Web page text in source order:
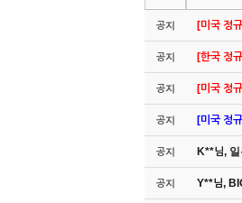
공지 [미국 정
공지 [한국 정
공지 [미국 정
공지 [미국 정
공지 K**님,
공지 Y**님,